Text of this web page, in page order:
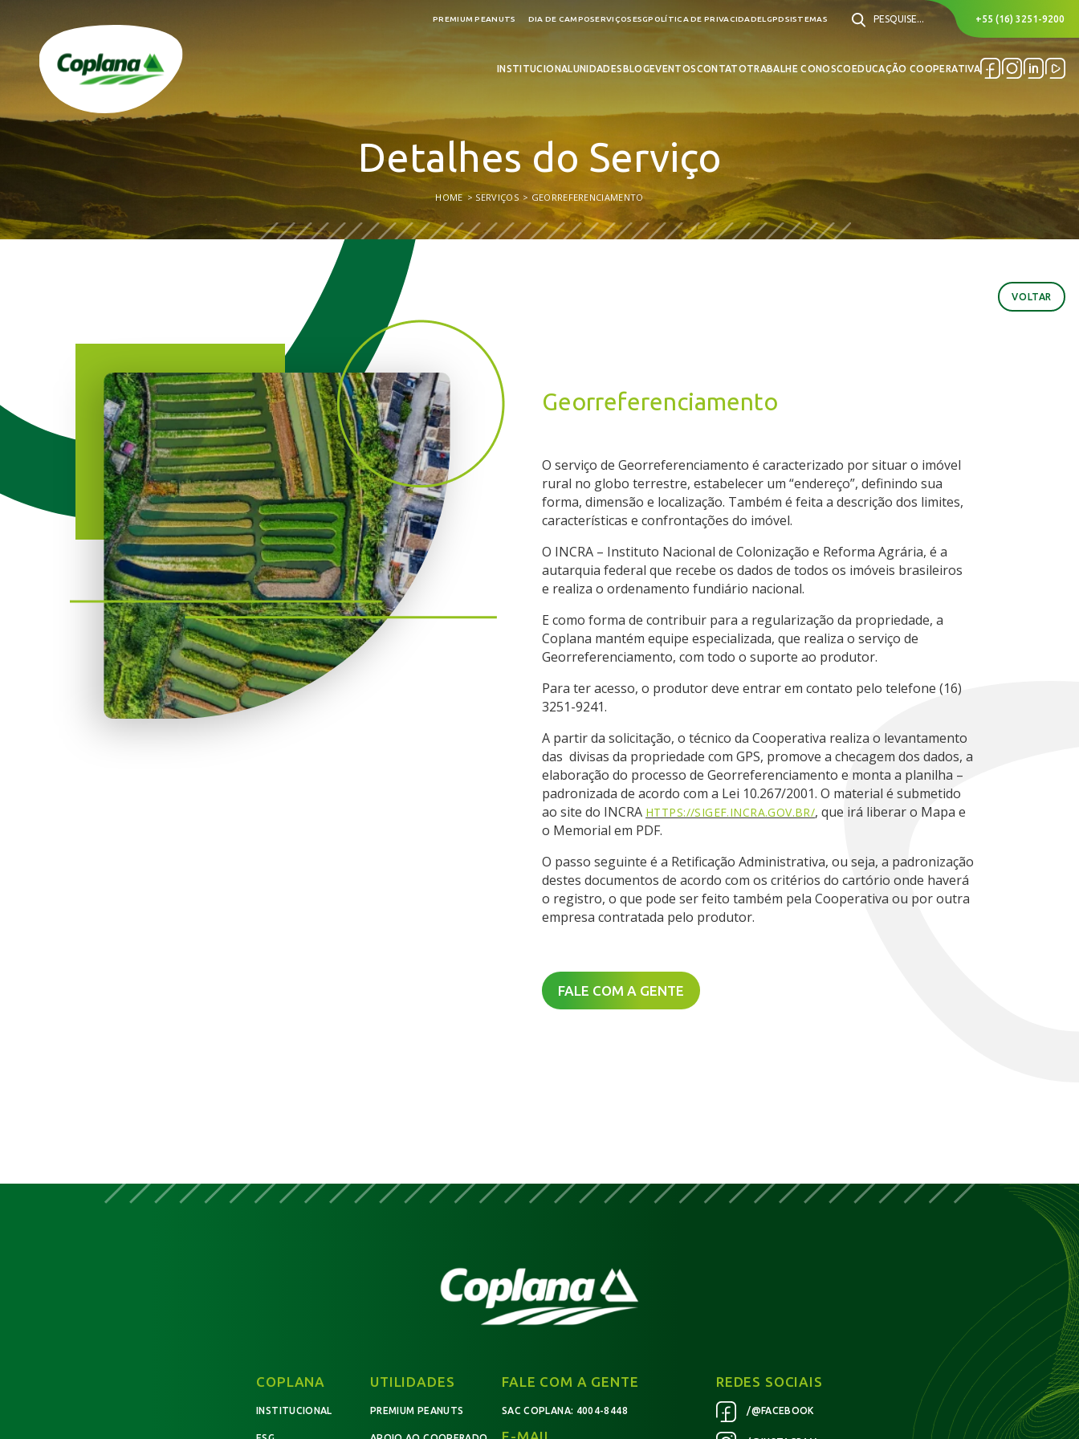
PREMIUM PEANUTS DIA DE CAMPOSERVIÇOSESGPOLÍTICA DE PRIVACIDADELGPDSISTEMAS PESQUISE... +55 (16) 3251-9200
INSTITUCIONALUNIDADESBLOGEVENTOSCONTATOTRABALHE CONOSCOEDUCAÇÃO COOPERATIVA
Detalhes do Serviço
HOME SERVIÇOS GEORREFERENCIAMENTO
VOLTAR
Georreferenciamento
O serviço de Georreferenciamento é caracterizado por situar o imóvel
rural no globo terrestre, estabelecer um “endereço”, definindo sua
forma, dimensão e localização. Também é feita a descrição dos limites,
características e confrontações do imóvel.
O INCRA – Instituto Nacional de Colonização e Reforma Agrária, é a
autarquia federal que recebe os dados de todos os imóveis brasileiros
e realiza o ordenamento fundiário nacional.
E como forma de contribuir para a regularização da propriedade, a
Coplana mantém equipe especializada, que realiza o serviço de
Georreferenciamento, com todo o suporte ao produtor.
Para ter acesso, o produtor deve entrar em contato pelo telefone (16)
3251-9241.
A partir da solicitação, o técnico da Cooperativa realiza o levantamento
das divisas da propriedade com GPS, promove a checagem dos dados, a
elaboração do processo de Georreferenciamento e monta a planilha –
padronizada de acordo com a Lei 10.267/2001. O material é submetido
ao site do INCRA HTTPS://SIGEF.INCRA.GOV.BR/, que irá liberar o Mapa e
o Memorial em PDF.
O passo seguinte é a Retificação Administrativa, ou seja, a padronização
destes documentos de acordo com os critérios do cartório onde haverá
o registro, o que pode ser feito também pela Cooperativa ou por outra
empresa contratada pelo produtor.
FALE COM A GENTE
COPLANA
INSTITUCIONAL
UTILIDADES
PREMIUM PEANUTS
FALE COM A GENTE
SAC COPLANA: 4004-8448
REDES SOCIAIS
/@FACEBOOK